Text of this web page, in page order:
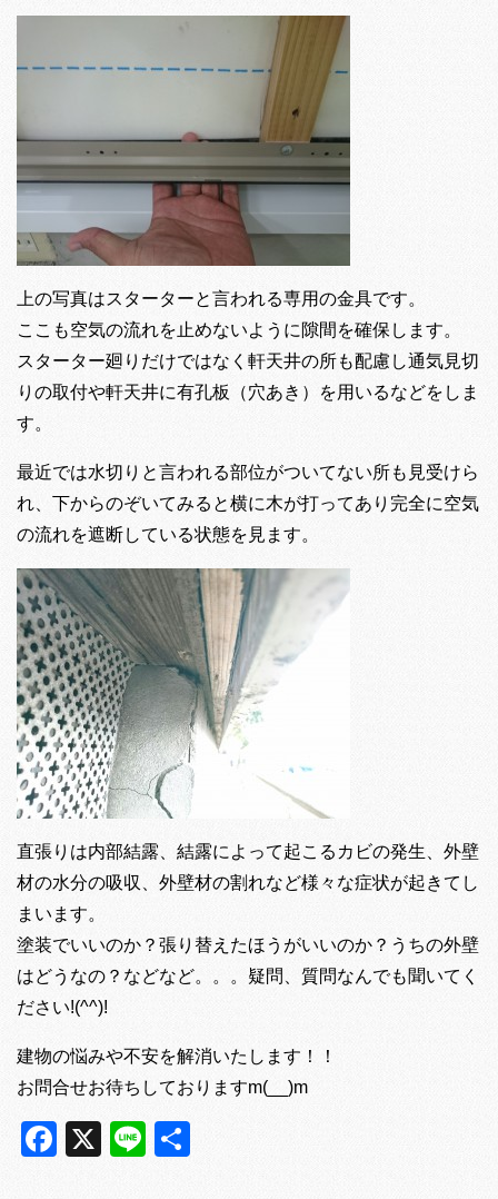
上の写真はスターターと言われる専用の金具です。
ここも空気の流れを止めないように隙間を確保します。
スターター廻りだけではなく軒天井の所も配慮し通気見切
りの取付や軒天井に有孔板（穴あき）を用いるなどをしま
す。
最近では水切りと言われる部位がついてない所も見受けら
れ、下からのぞいてみると横に木が打ってあり完全に空気
の流れを遮断している状態を見ます。
直張りは内部結露、結露によって起こるカビの発生、外壁
材の水分の吸収、外壁材の割れなど様々な症状が起きてし
まいます。
塗装でいいのか？張り替えたほうがいいのか？うちの外壁
はどうなの？などなど。。。疑問、質問なんでも聞いてく
ださい!(^^)!
建物の悩みや不安を解消いたします！！
お問合せお待ちしておりますm(__)m
Facebook
X Line